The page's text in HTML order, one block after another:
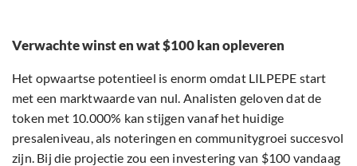
Verwachte winst en wat $100 kan opleveren
Het opwaartse potentieel is enorm omdat LILPEPE start
met een marktwaarde van nul. Analisten geloven dat de
token met 10.000% kan stijgen vanaf het huidige
presaleniveau, als noteringen en communitygroei succesvol
zijn. Bij die projectie zou een investering van $100 vandaag